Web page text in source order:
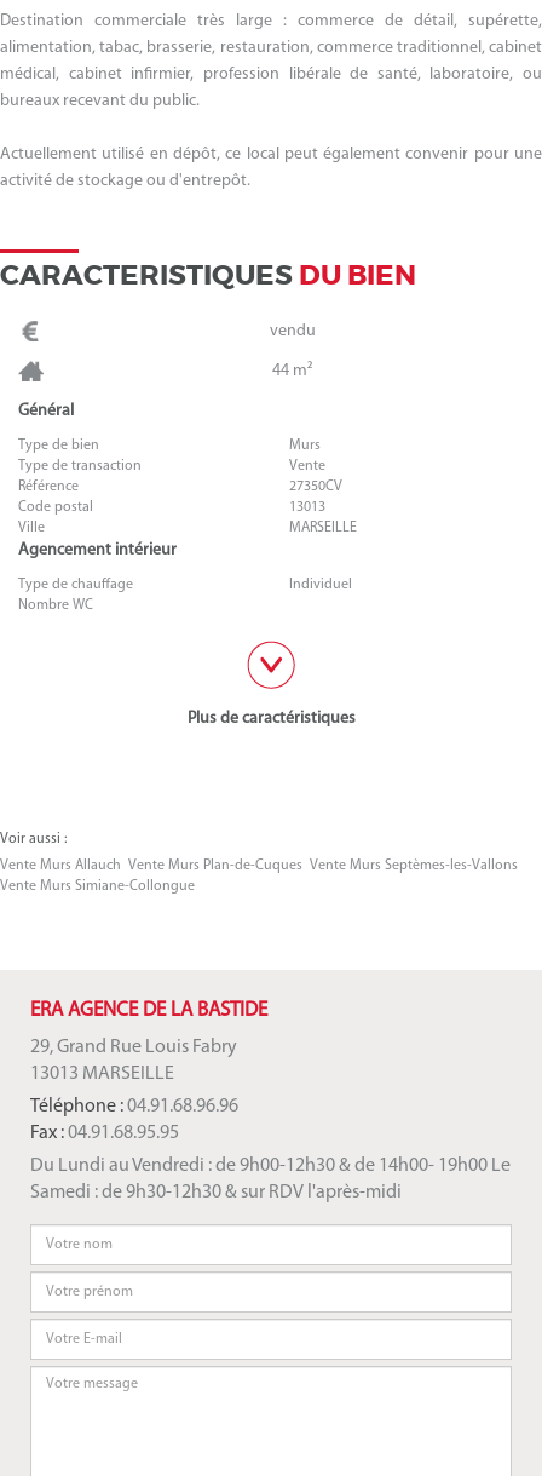
Destination commerciale très large : commerce de détail, supérette,
alimentation, tabac, brasserie, restauration, commerce traditionnel, cabinet
médical, cabinet infirmier, profession libérale de santé, laboratoire, ou
bureaux recevant du public.
Actuellement utilisé en dépôt, ce local peut également convenir pour une
activité de stockage ou d'entrepôt.
CARACTERISTIQUES DU BIEN
vendu
44 m²
Général
Type de bien
Murs
Type de transaction
Vente
Référence
27350CV
Code postal
13013
Ville
MARSEILLE
Agencement intérieur
Type de chauffage
Individuel
Nombre WC
Plus de caractéristiques
Voir aussi :
Vente Murs Allauch Vente Murs Plan-de-Cuques Vente Murs Septèmes-les-Vallons
Vente Murs Simiane-Collongue
ERA AGENCE DE LA BASTIDE
29, Grand Rue Louis Fabry
13013 MARSEILLE
Téléphone :04.91.68.96.96
Fax :04.91.68.95.95
Du Lundi au Vendredi : de 9h00-12h30 & de 14h00- 19h00 Le
Samedi : de 9h30-12h30 & sur RDV l'après-midi